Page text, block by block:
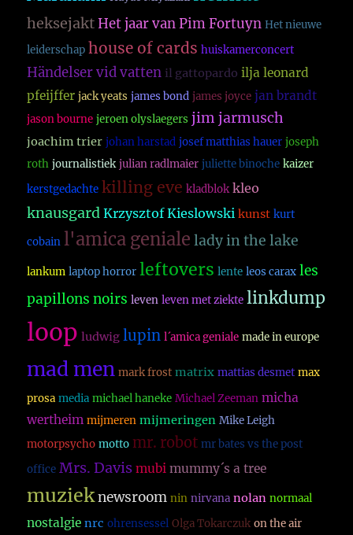
heksejakt Het jaar van Pim Fortuyn Het nieuwe
leiderschap house of cards huiskamerconcert
Händelser vid vatten il gattopardo ilja leonard
pfeijffer jack yeats james bond james joyce jan brandt
jason bourne jeroen olyslaegers jim jarmusch
joachim trier johan harstad josef matthias hauer joseph
roth journalistiek julian radlmaier juliette binoche kaizer
kerstgedachte killing eve kladblok kleo
knausgard Krzysztof Kieslowski kunst kurt
cobain l'amica geniale lady in the lake
lankum laptop horror leftovers lente leos carax les
papillons noirs leven leven met ziekte linkdump
loop ludwig lupin l´amica geniale made in europe
mad men mark frost matrix mattias desmet max
prosa media michael haneke Michael Zeeman micha
wertheim mijmeren mijmeringen Mike Leigh
motorpsycho motto mr. robot mr bates vs the post
office Mrs. Davis mubi mummy´s a tree
muziek newsroom nin nirvana nolan normaal
nostalgie nrc ohrensessel Olga Tokarczuk on the air